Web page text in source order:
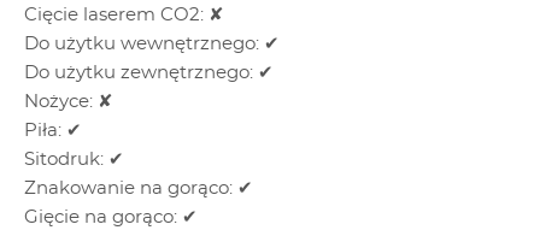
Cięcie laserem CO2: ✘
Do użytku wewnętrznego: ✔
Do użytku zewnętrznego: ✔
Nożyce: ✘
Piła: ✔
Sitodruk: ✔
Znakowanie na gorąco: ✔
Gięcie na gorąco: ✔